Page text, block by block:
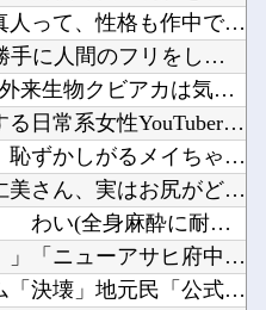
【呪術廻戦】禪院直哉と真人って、性格も作中での行いも末路も似...
各社のAI、続々と暴走 勝手に人間のフリをしてサイバー攻撃を...
【予算100万】市長「特定外来生物クビアカは気持ち悪い虫だし...
【恐怖】酒とタバコを愛する日常系女性YouTuber、ガチで...
【ラブライブ！】【画像】恥ずかしがるメイちゃんの破壊力ｗｗｗ...
【画像】グラドルの相澤仁美さん、実はお尻がどちゃシコすぎたｗ...
医者「麻酔かけますよー」 わい(全身麻酔に耐えて見せる！うお...
「ガーデン大宮北（埼玉）」「ニューアサヒ府中四谷店（東京）」...
中国「大洪水！」中国ダム「決壊」地元民「公式発表より死者多い...